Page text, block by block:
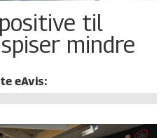
til
mindre
eAvis: